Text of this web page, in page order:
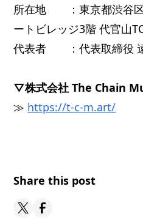
所在地 ：東京都渋谷区
ートビレッジ3階 代官山
代表者 ：代表取締役
▽株式会社 The Chain
≫ https://t-c-m.art/
Share this post